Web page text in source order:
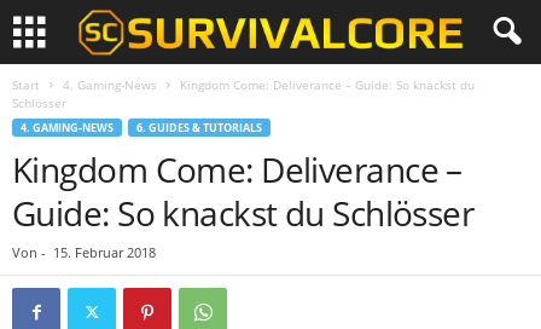
Start 4. Gaming-News
Kingdom Come: Deliverance – Guide: So knackst du
Schlösser
4. GAMING-NEWS 6. GUIDES & TUTORIALS
Kingdom Come: Deliverance –
Guide: So knackst du Schlösser
Von - 15. Februar 2018